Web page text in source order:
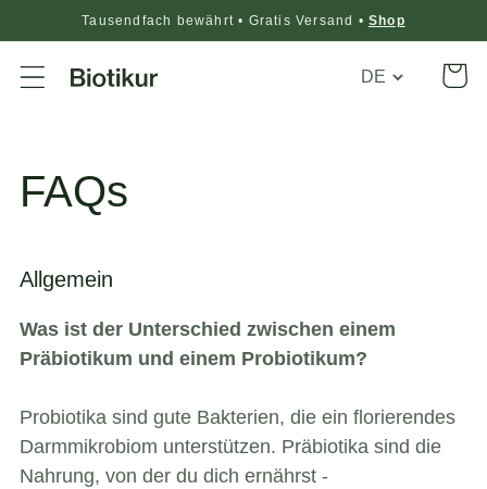
Tausendfach bewährt • Gratis Versand • Shop
Translation
FAQs
Allgemein
Was ist der Unterschied zwischen einem
Präbiotikum und einem Probiotikum?
Probiotika sind gute Bakterien, die ein florierendes
Darmmikrobiom unterstützen. Präbiotika sind die
Nahrung, von der du dich ernährst -